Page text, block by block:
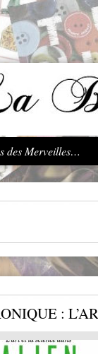
des Merveilles…
: